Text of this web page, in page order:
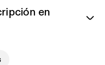
en